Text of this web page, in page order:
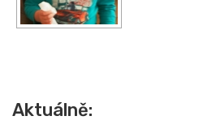
Aktuálně: